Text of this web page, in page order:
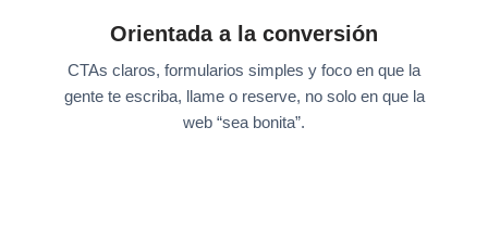
Orientada a la conversión
CTAs claros, formularios simples y foco en que la
gente te escriba, llame o reserve, no solo en que la
web “sea bonita”.